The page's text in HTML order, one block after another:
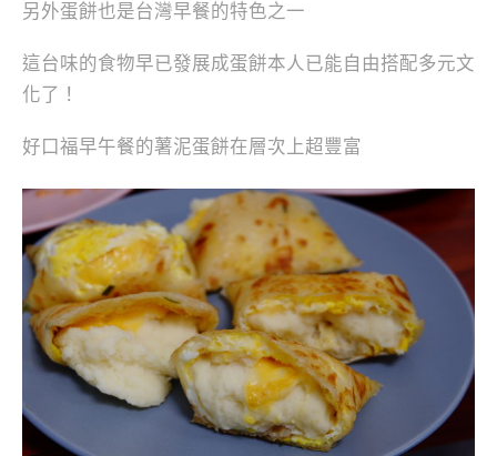
另外蛋餅也是台灣早餐的特色之一
這台味的食物早已發展成蛋餅本人已能自由搭配多元文
化了！
好口福早午餐的薯泥蛋餅在層次上超豐富